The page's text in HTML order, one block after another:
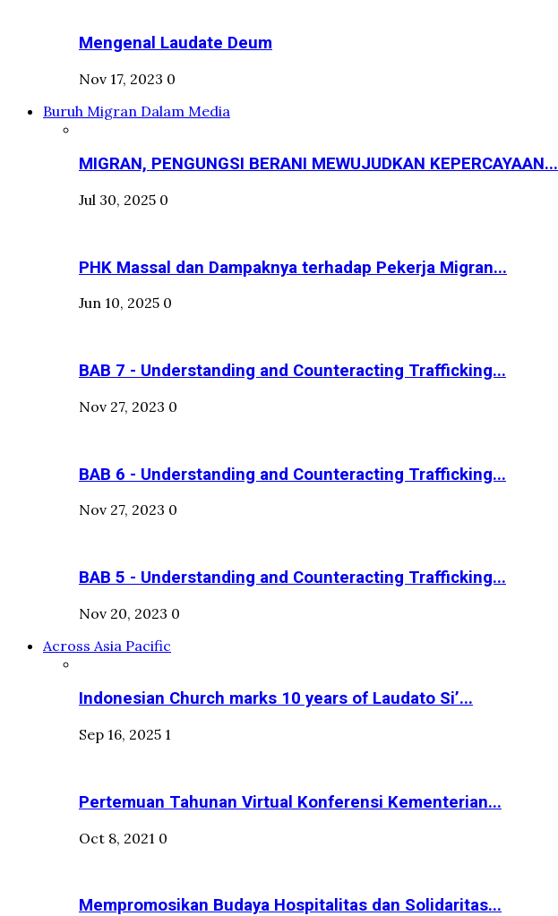
Mengenal Laudate Deum
Nov 17, 2023 0
Buruh Migran Dalam Media
MIGRAN, PENGUNGSI BERANI MEWUJUDKAN KEPERCAYAAN...
Jul 30, 2025 0
PHK Massal dan Dampaknya terhadap Pekerja Migran...
Jun 10, 2025 0
BAB 7 - Understanding and Counteracting Trafficking...
Nov 27, 2023 0
BAB 6 - Understanding and Counteracting Trafficking...
Nov 27, 2023 0
BAB 5 - Understanding and Counteracting Trafficking...
Nov 20, 2023 0
Across Asia Pacific
Indonesian Church marks 10 years of Laudato Si’...
Sep 16, 2025 1
Pertemuan Tahunan Virtual Konferensi Kementerian...
Oct 8, 2021 0
Mempromosikan Budaya Hospitalitas dan Solidaritas...